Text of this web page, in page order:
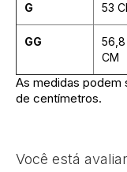
G 53
GG
56,8
CM
As medidas podem
de centímetros.
Você está